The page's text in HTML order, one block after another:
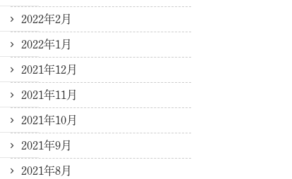
2022年2月
2022年1月
2021年12月
2021年11月
2021年10月
2021年9月
2021年8月